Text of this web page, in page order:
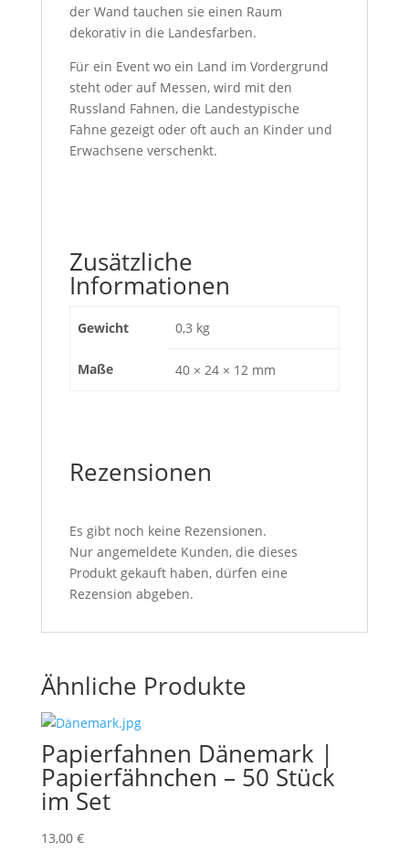
der Wand tauchen sie einen Raum
dekorativ in die Landesfarben.
Für ein Event wo ein Land im Vordergrund
steht oder auf Messen, wird mit den
Russland Fahnen, die Landestypische
Fahne gezeigt oder oft auch an Kinder und
Erwachsene verschenkt.
Zusätzliche
Informationen
Gewicht 0,3 kg
Maße 40 × 24 × 12 mm
Rezensionen
Es gibt noch keine Rezensionen.
Nur angemeldete Kunden, die dieses
Produkt gekauft haben, dürfen eine
Rezension abgeben.
Ähnliche Produkte
Papierfahnen Dänemark |
Papierfähnchen – 50 Stück
im Set
13,00 €